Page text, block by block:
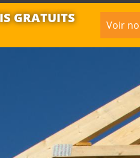
GRATUITS
Voir